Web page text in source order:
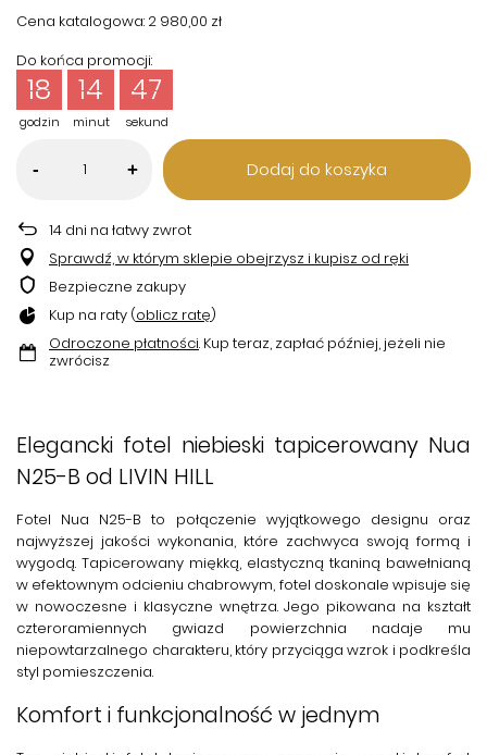
Cena katalogowa: 2 980,00 zł
Do końca promocji:
godzin
18
minut
14
sekund
46
- + Dodaj do koszyka
14 dni na łatwy zwrot
Sprawdź, w którym sklepie obejrzysz i kupisz od ręki
Bezpieczne zakupy
Kup na raty (oblicz ratę)
Odroczone płatności. Kup teraz, zapłać później, jeżeli nie
zwrócisz
Elegancki fotel niebieski tapicerowany Nua
N25-B od LIVIN HILL
Fotel Nua N25-B to połączenie wyjątkowego designu oraz
najwyższej jakości wykonania, które zachwyca swoją formą i
wygodą. Tapicerowany miękką, elastyczną tkaniną bawełnianą
w efektownym odcieniu chabrowym, fotel doskonale wpisuje się
w nowoczesne i klasyczne wnętrza. Jego pikowana na kształt
czteroramiennych gwiazd powierzchnia nadaje mu
niepowtarzalnego charakteru, który przyciąga wzrok i podkreśla
styl pomieszczenia.
Komfort i funkcjonalność w jednym